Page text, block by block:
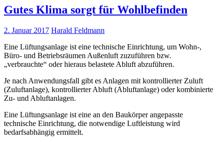
Gutes Klima sorgt für Wohlbefinden
2. Januar 2017 Harald Feldmann
Eine Lüftungsanlage ist eine technische Einrichtung, um Wohn-,
Büro- und Betriebsräumen Außenluft zuzuführen bzw.
„verbrauchte“ oder hieraus belastete Abluft abzuführen.
Je nach Anwendungsfall gibt es Anlagen mit kontrollierter Zuluft
(Zuluftanlage), kontrollierter Abluft (Abluftanlage) oder kombinierte
Zu- und Abluftanlagen.
Eine Lüftungsanlage ist eine an den Baukörper angepasste
technische Einrichtung, die notwendige Luftleistung wird
bedarfsabhängig ermittelt.